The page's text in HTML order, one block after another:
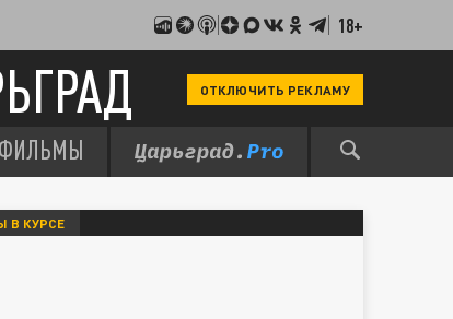
18+
ОТКЛЮЧИТЬ РЕКЛАМУ
ФИЛЬМЫ
В КУРСЕ